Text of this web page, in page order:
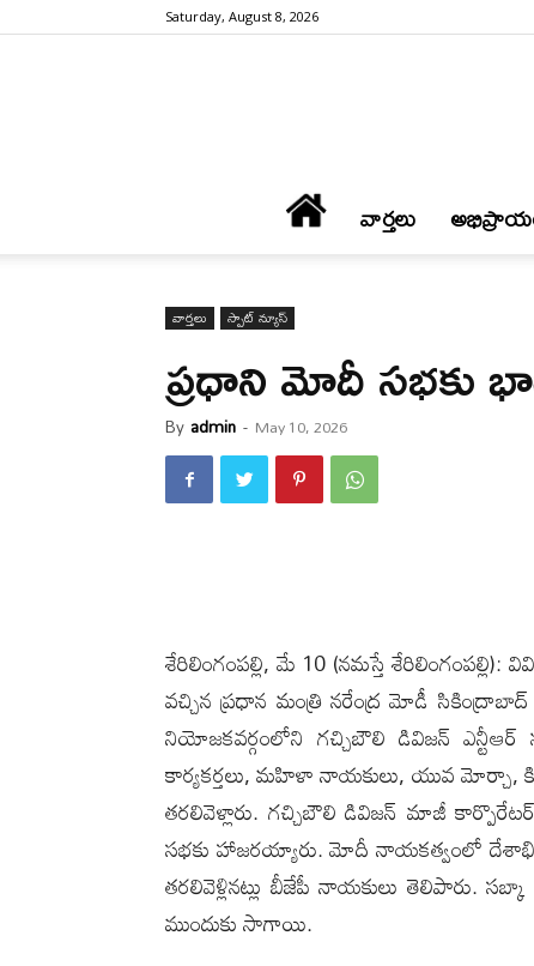
Saturday, August 8, 2026
వార్త‌లు
వార్త‌లు స్పాట్ న్యూస్
ప్రధాని మోదీ సభకు
By admin - May 10, 2026
శేరిలింగంప‌ల్లి, మే 10 (న‌మ‌స్తే శేరిలింగంప‌ల్లి):
వచ్చిన ప్రధాన మంత్రి నరేంద్ర మోడీ
నియోజకవర్గంలోని గచ్చిబౌలి డివిజన్
కార్యకర్తలు, మహిళా నాయకులు, యువ
తరలివెళ్లారు. గచ్చిబౌలి డివిజన్ మాజీ
సభకు హాజరయ్యారు. మోదీ నాయకత్వంలో
తరలివెళ్లిన‌ట్లు బీజేపీ నాయ‌కులు తెలిపారు.
ముందుకు సాగాయి.